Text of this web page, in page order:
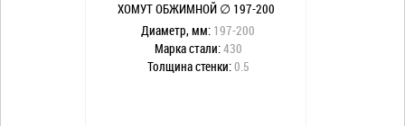
ХОМУТ ОБЖИМНОЙ ∅ 197-200
Диаметр, мм: 197-200
Марка стали:430
Толщина стенки:0.5